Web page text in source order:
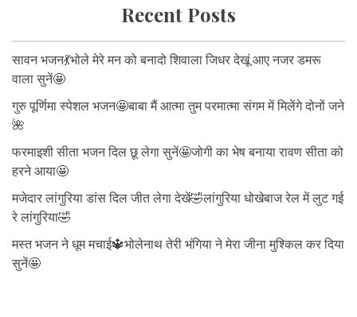
Recent Posts
सावन भजन💃भोले मेरे मन को बनादो शिवाला जिधर देखूं आए नजर डमरू
वाला सुनें🤩
गुरु पूर्णिमा स्पेशल भजन🤩बाबा मैं आत्मा तुम परमात्मा संगम में मिलेंगे दोनों जने
🌺
फरमाइशी सीता भजन दिल छू लेगा सुनें🤩जोगी का भेष बनाया रावण सीता को
हरने आया🤩
मजेदार लांगुरिया डांस दिल जीत लेगा देखें🤣लांगुरिया धोखेबाज रेल में लुट गई
रे लांगुरिया🤣
मस्त भजन ने धूम मचाई🔱भोलेनाथ तेरी भंगिया ने मेरा जीना मुश्किल कर दिया
सुनें🤩